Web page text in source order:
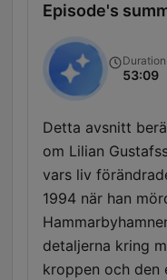
Episode's
Duration
53:09
Detta avsnitt
om Lilian
vars liv
1994 när han
detaljerna kring
kroppen och den